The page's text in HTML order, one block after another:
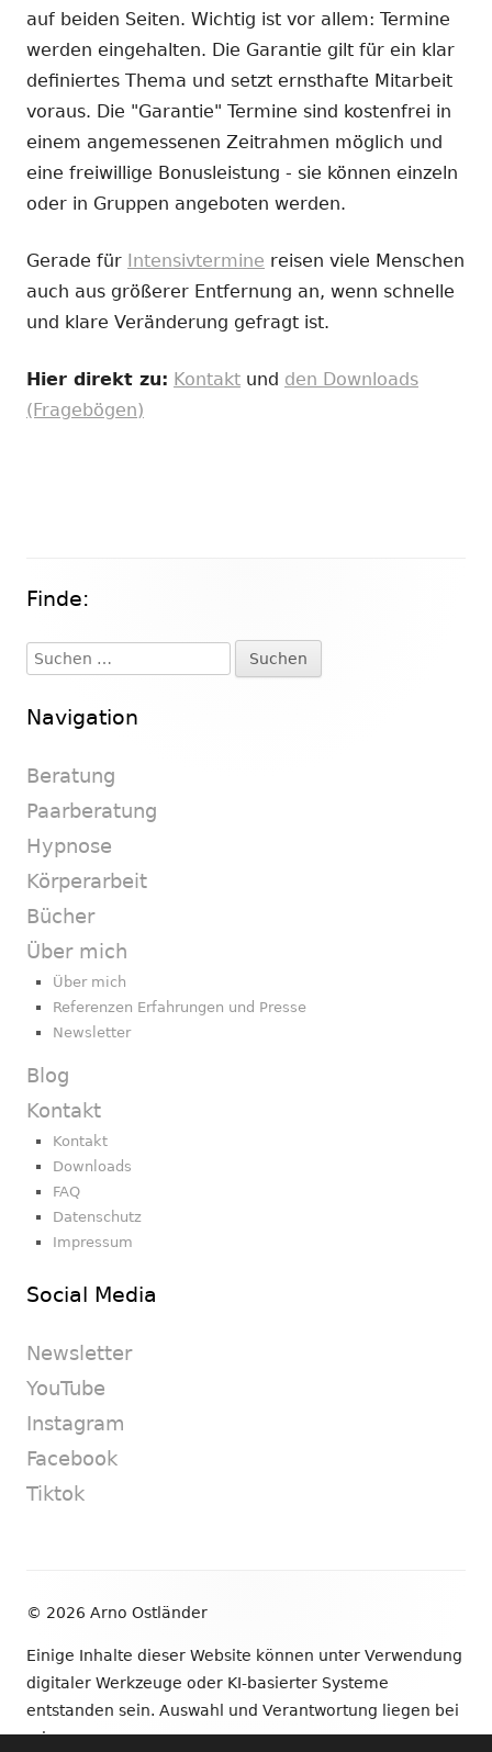
auf beiden Seiten. Wichtig ist vor allem: Termine
werden eingehalten. Die Garantie gilt für ein klar
definiertes Thema und setzt ernsthafte Mitarbeit
voraus. Die "Garantie" Termine sind kostenfrei in
einem angemessenen Zeitrahmen möglich und
eine freiwillige Bonusleistung - sie können einzeln
oder in Gruppen angeboten werden.
Gerade für Intensivtermine reisen viele Menschen
auch aus größerer Entfernung an, wenn schnelle
und klare Veränderung gefragt ist.
Hier direkt zu: Kontakt und den Downloads
(Fragebögen)
Haupt-
Seitenleiste
Finde:
Suchen
nach:
Navigation
Beratung
Paarberatung
Hypnose
Körperarbeit
Bücher
Über mich
Über mich
Referenzen Erfahrungen und Presse
Newsletter
Blog
Kontakt
Kontakt
Downloads
FAQ
Datenschutz
Impressum
Social Media
Newsletter
YouTube
Instagram
Facebook
Tiktok
© 2026 Arno Ostländer
Einige Inhalte dieser Website können unter Verwendung
digitaler Werkzeuge oder KI-basierter Systeme
entstanden sein. Auswahl und Verantwortung liegen bei
mir.